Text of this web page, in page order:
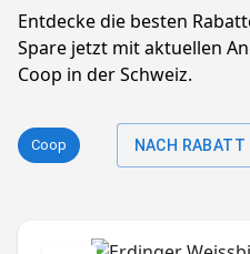
Entdecke die besten
Spare jetzt mit aktuellen
Coop in der Schweiz.
Coop NACH RABATT